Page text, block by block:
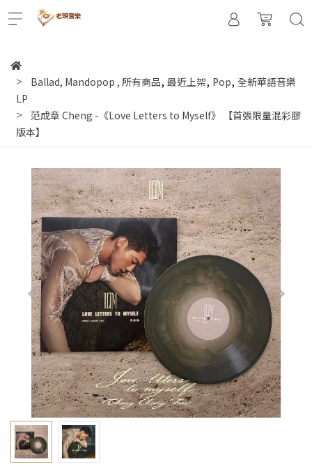
Ballad, Mandopop , 所有商品, 最近上架, Pop, 全新華語音樂
LP
范成章 Cheng -《Love Letters to Myself》 【首張限量混彩膠
版本】